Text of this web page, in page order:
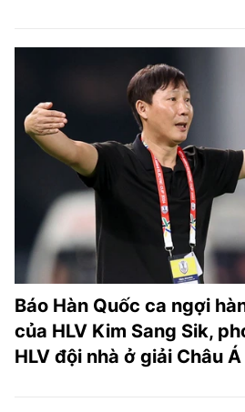
Báo Hàn Quốc ca ngợi
của HLV Kim Sang Sik,
HLV đội nhà ở giải Châu Á